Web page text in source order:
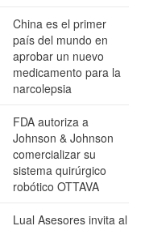
China es el primer
país del mundo en
aprobar un nuevo
medicamento para la
narcolepsia
FDA autoriza a
Johnson & Johnson
comercializar su
sistema quirúrgico
robótico OTTAVA
Lual Asesores invita al